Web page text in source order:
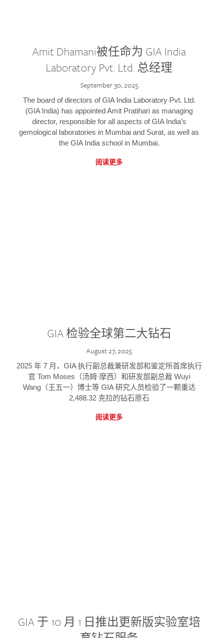
Amit Dhamani被任命为 GIA India
Laboratory Pvt. Ltd. 总经理
September 30, 2025
The board of directors of GIA India Laboratory Pvt. Ltd.
(GIA India) has appointed Amit Pratihari as managing
director, responsible for all aspects of GIA India’s
gemological laboratories in Mumbai and Surat, as well as
the GIA India school in Mumbai.
阅读更多
GIA 检验全球第二大钻石
August 27, 2025
2025 年 7 月，GIA 执行副总裁兼研发部和鉴定所首席执行
官 Tom Moses（汤姆·摩西）和研发部副总裁 Wuyi
Wang（王五一）博士等 GIA 研究人员检验了一颗重达
2,488.32 克拉的钻石原石
阅读更多
GIA 于 10 月 1 日推出更新版实验室培